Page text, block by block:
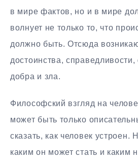
в мире фактов, но и в мире
волнует не только то, что
должно быть. Отсюда
достоинства, справедливости,
добра и зла.
Философский взгляд на
может быть только
сказать, как человек устроен.
каким он может стать и каким